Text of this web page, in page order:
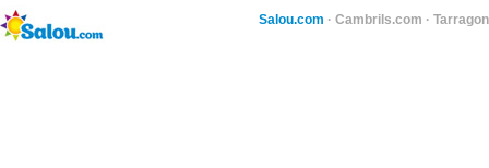
Salou.com · Cambrils.com ·